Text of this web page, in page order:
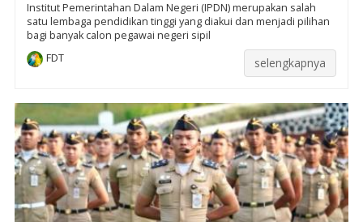
Institut Pemerintahan Dalam Negeri (IPDN) merupakan salah
satu lembaga pendidikan tinggi yang diakui dan menjadi pilihan
bagi banyak calon pegawai negeri sipil
FDT
selengkapnya